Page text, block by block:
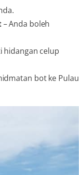
– Anda boleh
hidangan celup
bot ke Pulau